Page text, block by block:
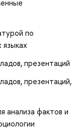
по
языках
презентаций
презентаций,
анализа фактов и